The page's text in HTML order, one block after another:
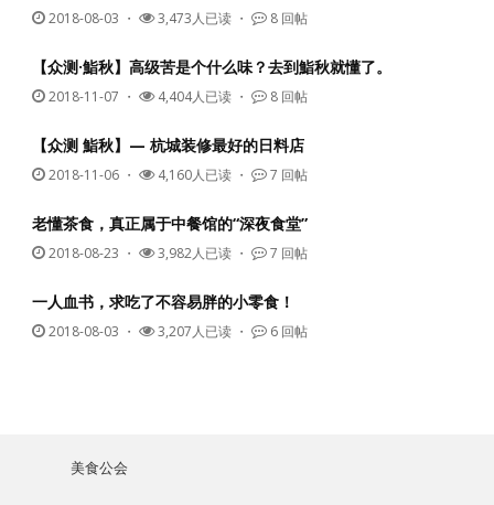
2018-08-03 ・ 3,473人已读 ・ 8 回帖
【众测·鮨秋】高级苦是个什么味？去到鮨秋就懂了。
2018-11-07 ・ 4,404人已读 ・ 8 回帖
【众测 鮨秋】— 杭城装修最好的日料店
2018-11-06 ・ 4,160人已读 ・ 7 回帖
老懂茶食，真正属于中餐馆的“深夜食堂”
2018-08-23 ・ 3,982人已读 ・ 7 回帖
一人血书，求吃了不容易胖的小零食！
2018-08-03 ・ 3,207人已读 ・ 6 回帖
美食公会